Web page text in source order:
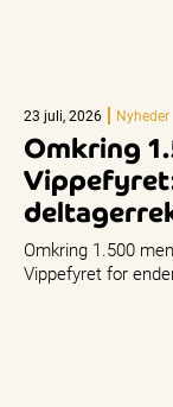
23 juli, 2026 Nyheder
Omkring
Omkring 1.500
Vippefyret for